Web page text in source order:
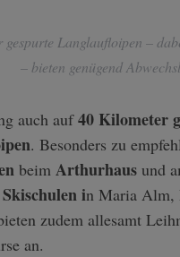
Langlaufloipen –
– bieten genügend
auch auf40 Kilometer
. Besonders zu
beim Arthurhausund
Skischulen in Maria Alm,
zudem allesamt
an.